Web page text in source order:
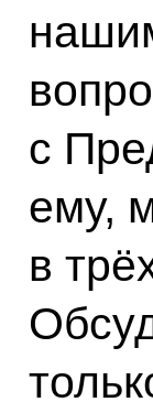
с
ему,
в